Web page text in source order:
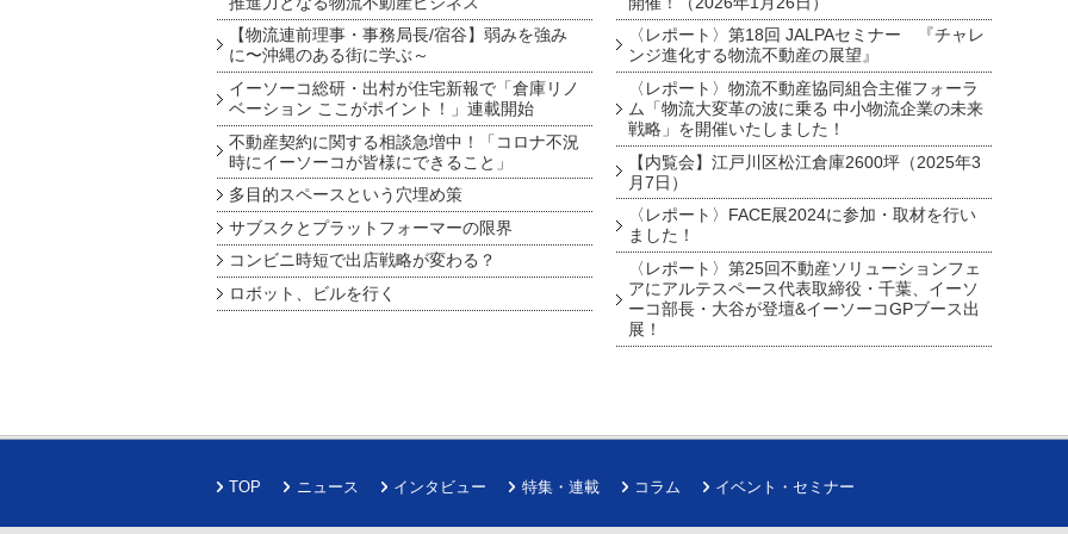
【物流連前理事・事務局長/宿谷】弱みを強み
に〜沖縄のある街に学ぶ～
イーソーコ総研・出村が住宅新報で「倉庫リノ
ベーション ここがポイント！」連載開始
不動産契約に関する相談急増中！「コロナ不況
時にイーソーコが皆様にできること」
多目的スペースという穴埋め策
サブスクとプラットフォーマーの限界
コンビニ時短で出店戦略が変わる？
ロボット、ビルを行く
〈レポート〉第18回 JALPAセミナー 『チャレ
ンジ進化する物流不動産の展望』
〈レポート〉物流不動産協同組合主催フォーラ
ム「物流大変革の波に乗る 中小物流企業の未来
戦略」を開催いたしました！
【内覧会】江戸川区松江倉庫2600坪（2025年3
月7日）
〈レポート〉FACE展2024に参加・取材を行い
ました！
〈レポート〉第25回不動産ソリューションフェ
アにアルテスペース代表取締役・千葉、イーソ
ーコ部長・大谷が登壇&イーソーコGPブース出
展！
TOP
ニュース インタビュー 特集・連載 コラム イベント・セミナー